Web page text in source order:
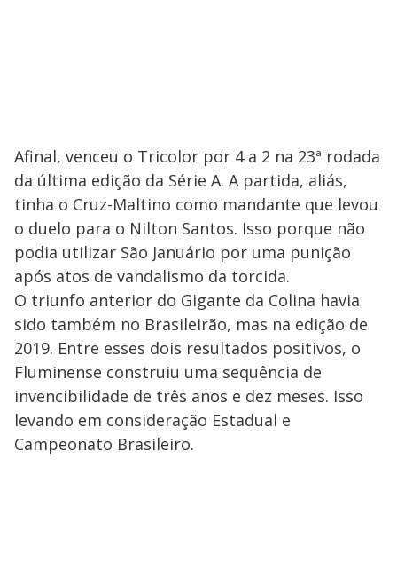
Afinal, venceu o Tricolor por 4 a 2 na 23ª rodada
da última edição da Série A. A partida, aliás,
tinha o Cruz-Maltino como mandante que levou
o duelo para o Nilton Santos. Isso porque não
podia utilizar São Januário por uma punição
após atos de vandalismo da torcida.
O triunfo anterior do Gigante da Colina havia
sido também no Brasileirão, mas na edição de
2019. Entre esses dois resultados positivos, o
Fluminense construiu uma sequência de
invencibilidade de três anos e dez meses. Isso
levando em consideração Estadual e
Campeonato Brasileiro.